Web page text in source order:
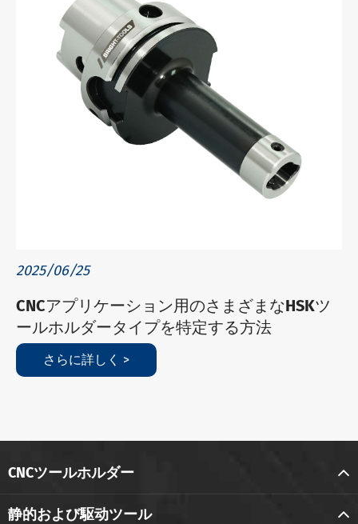
2025/06/25
CNCアプリケーション用のさまざまなHSKツ
ールホルダータイプを特定する方法
さらに詳しく >
CNCツールホルダー
静的および駆动ツール